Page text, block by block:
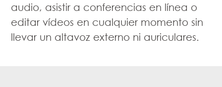
audio, asistir a conferencias en línea o
editar vídeos en cualquier momento sin
llevar un altavoz externo ni auriculares.